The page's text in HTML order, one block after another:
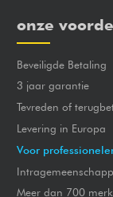
onze
Beveiligde Betaling
3 jaar garantie
Tevreden of
Levering in Europa
Voor
Meer dan 700